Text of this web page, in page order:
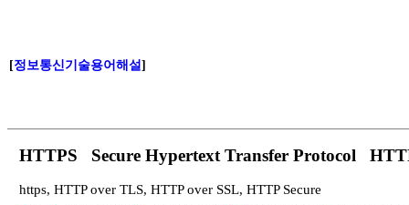
[정보통신기술용어해설]
HTTPS Secure Hypertext Transfer Protocol
https, HTTP over TLS, HTTP over SSL, HTTP Secure